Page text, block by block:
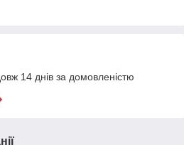
14 днів за домовленістю